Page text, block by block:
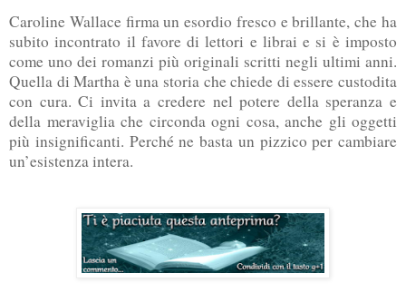
Caroline Wallace firma un esordio fresco e brillante, che ha
subito incontrato il favore di lettori e librai e si è imposto
come uno dei romanzi più originali scritti negli ultimi anni.
Quella di Martha è una storia che chiede di essere custodita
con cura. Ci invita a credere nel potere della speranza e
della meraviglia che circonda ogni cosa, anche gli oggetti
più insignificanti. Perché ne basta un pizzico per cambiare
un’esistenza intera.